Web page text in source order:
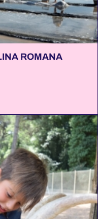
ROMANA